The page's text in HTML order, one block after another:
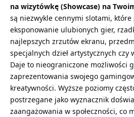
na wizytówkę (Showcase) na
są niezwykle cennymi slotami, które
eksponowanie ulubionych gier,
najlepszych zrzutów ekranu,
specjalnych dzieł artystycznych czy
Daje to nieograniczone możliwości
zaprezentowania swojego
kreatywności. Wyższe poziomy
postrzegane jako wyznacznik
zaangażowania w społeczności, co